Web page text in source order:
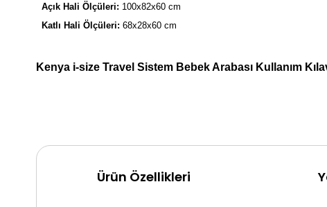
Açık Hali Ölçüleri: 100x82x60 cm
Katlı Hali Ölçüleri: 68x28x60 cm
Kenya i-size Travel Sistem Bebek Arabası Kullanım
Ürün Özellikleri